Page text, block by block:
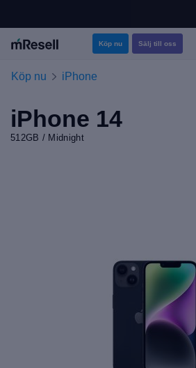
Köp nu Sälj till oss
Köp nu iPhone
iPhone 14
512GB / Midnight